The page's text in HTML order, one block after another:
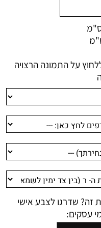
על התמונה הרצויה
זה? שדרגו לצבע אישי